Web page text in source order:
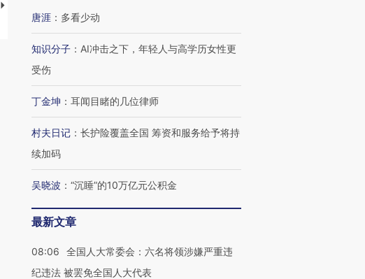
【推广】走进第四届链博
会，让数智科技“链”接产
有意思的生活方式·第三对
住三大增长引擎是什么？
唐涯 ： 多看少动
知识分子 ： AI冲击之下，年轻人与高学历女性更
受伤
丁金坤 ： 耳闻目睹的几位律师
村夫日记 ： 长护险覆盖全国 筹资和服务给予将持
续加码
吴晓波 ： “沉睡”的10万亿元公积金
最新文章
08:06
全国人大常委会：六名将领涉嫌严重违
纪违法 被罢免全国人大代表